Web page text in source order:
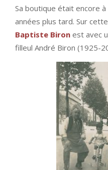
Sa boutique était encore
années plus tard. Sur
Baptiste Biron est avec
filleul André Biron (1925-